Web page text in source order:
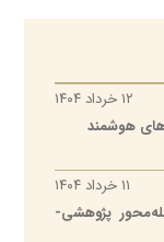
۱۲ خرداد ۱۴۰۴
هوشمند
۱۱ خرداد ۱۴۰۴
پژوهشی-